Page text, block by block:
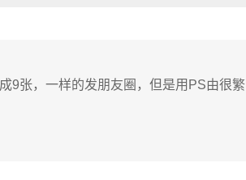
9张，一样的发朋友圈，但是用PS由很繁